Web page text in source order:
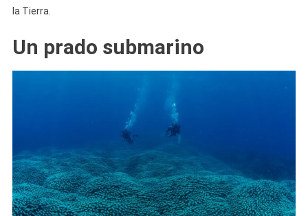
la Tierra.
Un prado submarino